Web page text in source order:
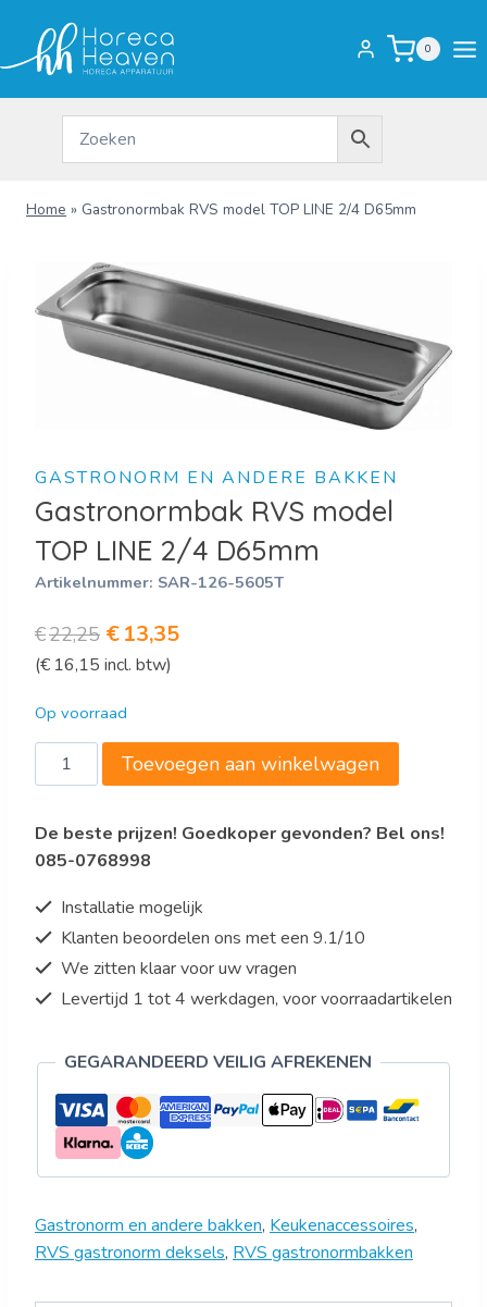
inhoud
0
Home » Gastronormbak RVS model TOP LINE 2/4 D65mm
GASTRONORM EN ANDERE BAKKEN
Gastronormbak RVS model
TOP LINE 2/4 D65mm
Artikelnummer: SAR-126-5605T
€22,25 Oorspronkelijke
prijs
was:
€22,25.
€13,35Huidige
€13,35.
(€ 16,15 incl. btw)
Op voorraad
Gastronormbak
RVS
TOP
LINE
D65mm
aantal
Toevoegen aan winkelwagen
De beste prijzen! Goedkoper gevonden? Bel ons!
085-0768998
Installatie mogelijk
Klanten beoordelen ons met een 9.1/10
We zitten klaar voor uw vragen
Levertijd 1 tot 4 werkdagen, voor voorraadartikelen
GEGARANDEERD VEILIG AFREKENEN
Gastronorm en andere bakken, Keukenaccessoires,
RVS gastronorm deksels, RVS gastronormbakken